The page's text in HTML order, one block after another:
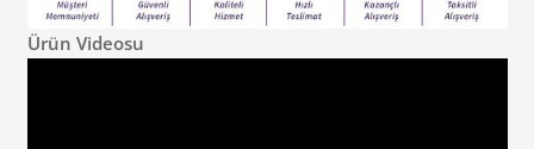
Ürün Videosu